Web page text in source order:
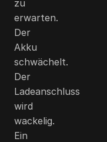
zu
erwarten.
Der
Akku
schwächelt.
Der
Ladeanschluss
wird
wackelig.
Ein